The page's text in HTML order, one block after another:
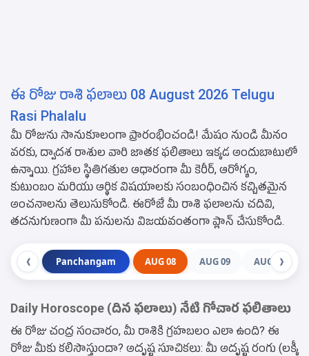
ఈ రోజు రాశి ఫలాలు 08 August 2026 Telugu
Rasi Phalalu
మీ రోజును సానుకూలంగా ప్రారంభించండి! మేషం నుండి మీనం
వరకు, ద్వాదశ రాశుల వారి జాతక ఫలితాలు ఇక్కడ అందుబాటులో
ఉన్నాయి. గ్రహాల స్థితిగతుల ఆధారంగా మీ కెరీర్, ఆరోగ్యం,
కుటుంబం మరియు ఆర్థిక విషయాలకు సంబంధించిన కచ్చితమైన
అంచనాలను తెలుసుకోండి. ఈరోజే మీ రాశి ఫలాలను చదివి,
తదనుగుణంగా మీ పనులను విజయవంతంగా ప్లాన్ చేసుకోండి.
❮ Panchangam AUG 08 AUG 09 AUG 10
❯
Daily Horoscope (దిన ఫలాలు) నేటి గోచార ఫలితాలు
ఈ రోజు చంద్ర సంచారం, మీ రాశికి గ్రహబలం ఎలా ఉంది? ఈ
రోజు మీకు కలిసొస్తుందా? అదృష్ట సూచికలు: మీ అదృష్ట రంగు (లక్కీ